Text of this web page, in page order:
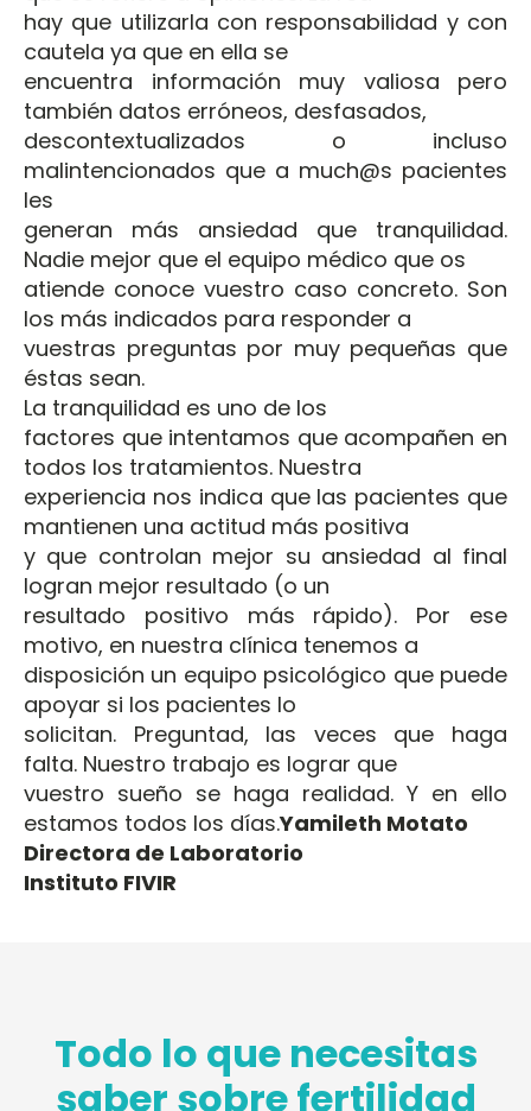
hay que utilizarla con responsabilidad y con
cautela ya que en ella se
encuentra información muy valiosa pero
también datos erróneos, desfasados,
descontextualizados o incluso
malintencionados que a much@s pacientes
les
generan más ansiedad que tranquilidad.
Nadie mejor que el equipo médico que os
atiende conoce vuestro caso concreto. Son
los más indicados para responder a
vuestras preguntas por muy pequeñas que
éstas sean.
La tranquilidad es uno de los
factores que intentamos que acompañen en
todos los tratamientos. Nuestra
experiencia nos indica que las pacientes que
mantienen una actitud más positiva
y que controlan mejor su ansiedad al final
logran mejor resultado (o un
resultado positivo más rápido). Por ese
motivo, en nuestra clínica tenemos a
disposición un equipo psicológico que puede
apoyar si los pacientes lo
solicitan. Preguntad, las veces que haga
falta. Nuestro trabajo es lograr que
vuestro sueño se haga realidad. Y en ello
estamos todos los días.Yamileth Motato
Directora de Laboratorio
Instituto FIVIR
Todo lo que necesitas
saber sobre fertilidad